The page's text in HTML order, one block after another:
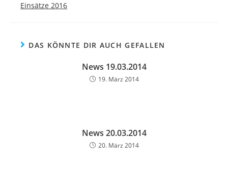
Einsätze 2016
DAS KÖNNTE DIR AUCH GEFALLEN
News 19.03.2014
19. März 2014
News 20.03.2014
20. März 2014